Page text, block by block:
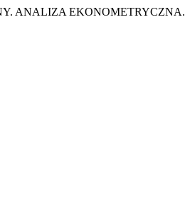
ANALIZA EKONOMETRYCZNA.